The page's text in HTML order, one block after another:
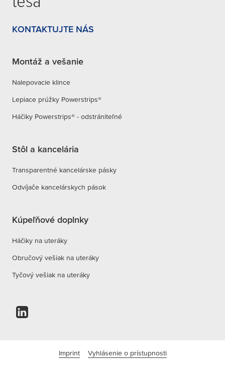
KONTAKTUJTE NÁS
Montáž a vešanie
Nalepovacie klince
Lepiace prúžky Powerstrips®
Háčiky Powerstrips® - odstrániteľné
Stôl a kancelária
Transparentné kancelárske pásky
Odvíjače kancelárskych pások
Kúpeľňové doplnky
Háčiky na uteráky
Obručový vešiak na uteráky
Tyčový vešiak na uteráky
Imprint Vyhlásenie o prístupnosti